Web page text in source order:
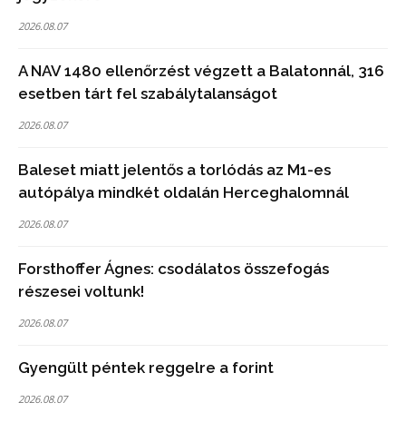
2026.08.07
A NAV 1480 ellenőrzést végzett a Balatonnál, 316
esetben tárt fel szabálytalanságot
2026.08.07
Baleset miatt jelentős a torlódás az M1-es
autópálya mindkét oldalán Herceghalomnál
2026.08.07
Forsthoffer Ágnes: csodálatos összefogás
részesei voltunk!
2026.08.07
Gyengült péntek reggelre a forint
2026.08.07